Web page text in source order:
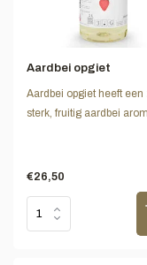
Aardbei opgiet
Aardbei opgiet heeft een
sterk, fruitig aardbei
€26,50